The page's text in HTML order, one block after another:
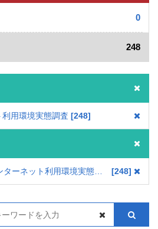
0
248
用環境実態調査 248
平成29年度青少年のインターネット利用環境実態調査 248